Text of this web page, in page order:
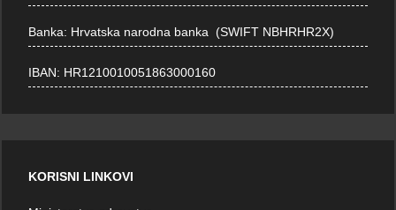
Banka: Hrvatska narodna banka (SWIFT NBHRHR2X)
IBAN: HR1210010051863000160
KORISNI LINKOVI